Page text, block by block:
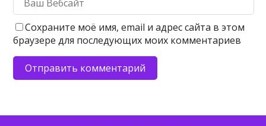
Сохраните моё имя, email и адрес сайта в этом
браузере для последующих моих комментариев